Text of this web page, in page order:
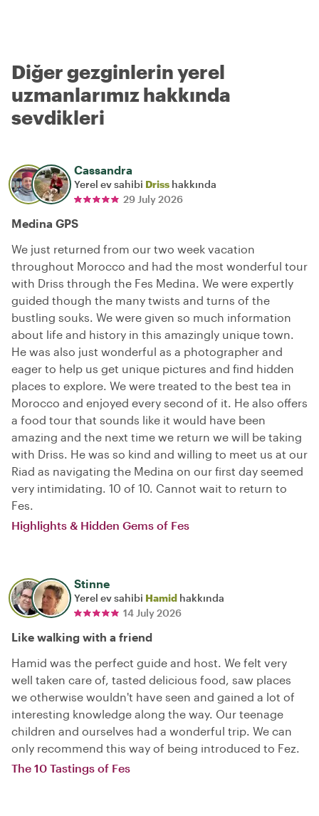
Diğer gezginlerin yerel
uzmanlarımız hakkında
sevdikleri
Cassandra
Yerel ev sahibi Driss hakkında
29 July 2026
Medina GPS
We just returned from our two week vacation
throughout Morocco and had the most wonderful tour
with Driss through the Fes Medina. We were expertly
guided though the many twists and turns of the
bustling souks. We were given so much information
about life and history in this amazingly unique town.
He was also just wonderful as a photographer and
eager to help us get unique pictures and find hidden
places to explore. We were treated to the best tea in
Morocco and enjoyed every second of it. He also offers
a food tour that sounds like it would have been
amazing and the next time we return we will be taking
with Driss. He was so kind and willing to meet us at our
Riad as navigating the Medina on our first day seemed
very intimidating. 10 of 10. Cannot wait to return to
Fes.
Highlights & Hidden Gems of Fes
Stinne
Yerel ev sahibi Hamid hakkında
14 July 2026
Like walking with a friend
Hamid was the perfect guide and host. We felt very
well taken care of, tasted delicious food, saw places
we otherwise wouldn't have seen and gained a lot of
interesting knowledge along the way. Our teenage
children and ourselves had a wonderful trip. We can
only recommend this way of being introduced to Fez.
The 10 Tastings of Fes